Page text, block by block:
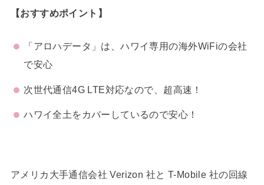
【おすすめポイント】
「アロハデータ」は、ハワイ専用の海外WiFiの会社
で安心
次世代通信4G LTE対応なので、超高速！
ハワイ全土をカバーしているので安心！
アメリカ大手通信会社 Verizon 社と T-Mobile 社の回線